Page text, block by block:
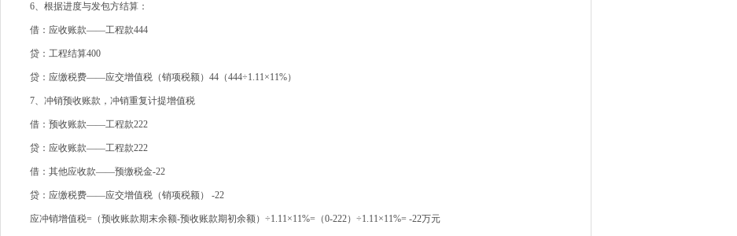
6、根据进度与发包方结算：
借：应收账款——工程款444
贷：工程结算400
贷：应缴税费——应交增值税（销项税额）44（444÷1.11×11%）
7、冲销预收账款，冲销重复计提增值税
借：预收账款——工程款222
贷：应收账款——工程款222
借：其他应收款——预缴税金-22
贷：应缴税费——应交增值税（销项税额） -22
应冲销增值税=（预收账款期末余额-预收账款期初余额）÷1.11×11%=（0-222）÷1.11×11%= -22万元